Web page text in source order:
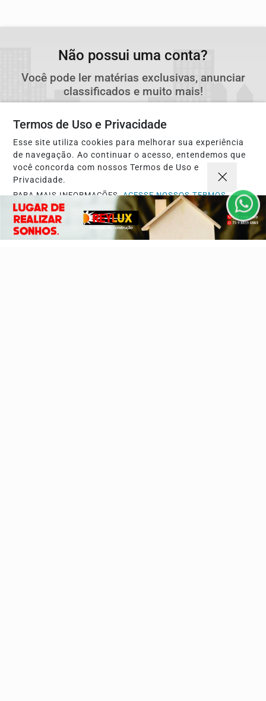
Não possui uma conta?
Você pode ler matérias exclusivas, anunciar
classificados e muito mais!
CRIAR MINHA CONTA
Termos de Uso e Privacidade
Esse site utiliza cookies para melhorar sua experiência
de navegação. Ao continuar o acesso, entendemos que
você concorda com nossos Termos de Uso e
Privacidade.
PARA MAIS INFORMAÇÕES,ACESSE NOSSOS TERMOS
CLICANDO AQUI
PROSSEGUIR